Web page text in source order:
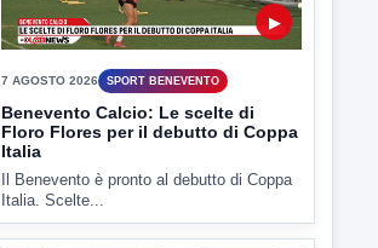
7 AGOSTO 2026 ATTUALITÀ
Miasmi e Calore, l'ASL parla
Nessuna nuova moria di pesci e nessuna